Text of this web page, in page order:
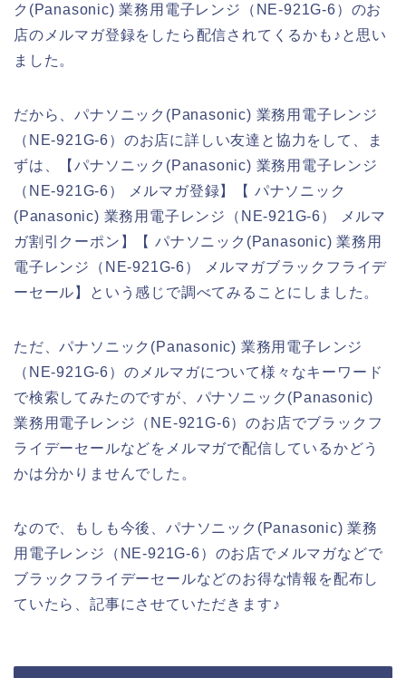
ク(Panasonic) 業務用電子レンジ（NE-921G-6）のお
店のメルマガ登録をしたら配信されてくるかも♪と思い
ました。
だから、パナソニック(Panasonic) 業務用電子レンジ
（NE-921G-6）のお店に詳しい友達と協力をして、ま
ずは、【パナソニック(Panasonic) 業務用電子レンジ
（NE-921G-6） メルマガ登録】【 パナソニック
(Panasonic) 業務用電子レンジ（NE-921G-6） メルマ
ガ割引クーポン】【 パナソニック(Panasonic) 業務用
電子レンジ（NE-921G-6） メルマガブラックフライデ
ーセール】という感じで調べてみることにしました。
ただ、パナソニック(Panasonic) 業務用電子レンジ
（NE-921G-6）のメルマガについて様々なキーワード
で検索してみたのですが、パナソニック(Panasonic)
業務用電子レンジ（NE-921G-6）のお店でブラックフ
ライデーセールなどをメルマガで配信しているかどう
かは分かりませんでした。
なので、もしも今後、パナソニック(Panasonic) 業務
用電子レンジ（NE-921G-6）のお店でメルマガなどで
ブラックフライデーセールなどのお得な情報を配布し
ていたら、記事にさせていただきます♪